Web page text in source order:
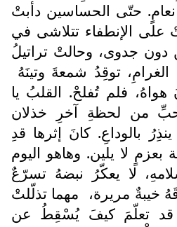
حتّى الحساسين دأبتْ
على الإنطفاء تتلاشى في
جدوى، وحالتْ تراتيلُ
توقِدُ شمعةَ وتينَهُ
هواهُ، فلم تُفلحْ. القلبُ يا
من لحظةِ آخرِ خذلان
بالوداعِ. كانَ إثرها قدِ
لا يلين. وهاهو اليوم
لا يعكّرُ نبضهُ تسرّعٌ
خيبةٌ مريرة، مهما تذلّلتْ
قد تعلّمَ كيفَ يُسْقِطُ عن